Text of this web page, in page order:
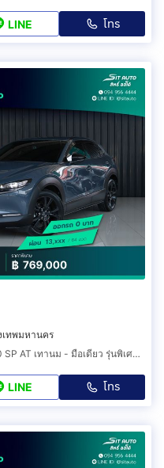
LINE โทร
เทพมหานคร
2023 Mazda CX-30 Carbon Edition 2.0 SP AT เทานม - มือเดียว รุ่นพิเศษ คาร์บอน ภายในแดง วารันตี2027 ประวัติครบ รถบ้าน เจ้าของขายเอง ฟรีดาวน์
LINE โทร